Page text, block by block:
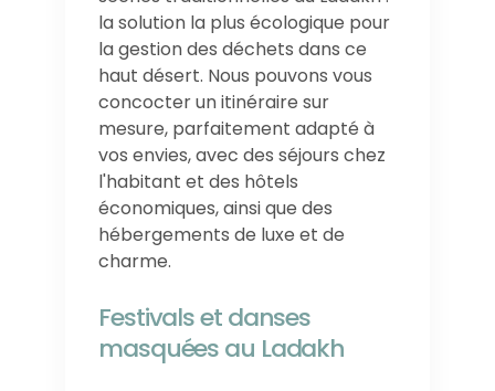
la solution la plus écologique pour
la gestion des déchets dans ce
haut désert. Nous pouvons vous
concocter un itinéraire sur
mesure, parfaitement adapté à
vos envies, avec des séjours chez
l'habitant et des hôtels
économiques, ainsi que des
hébergements de luxe et de
charme.
Festivals et danses
masquées au Ladakh